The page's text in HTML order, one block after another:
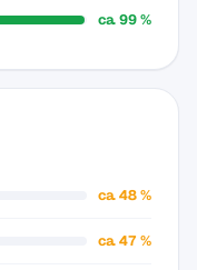
ca. 99 %
ca. 48 %
ca. 47 %